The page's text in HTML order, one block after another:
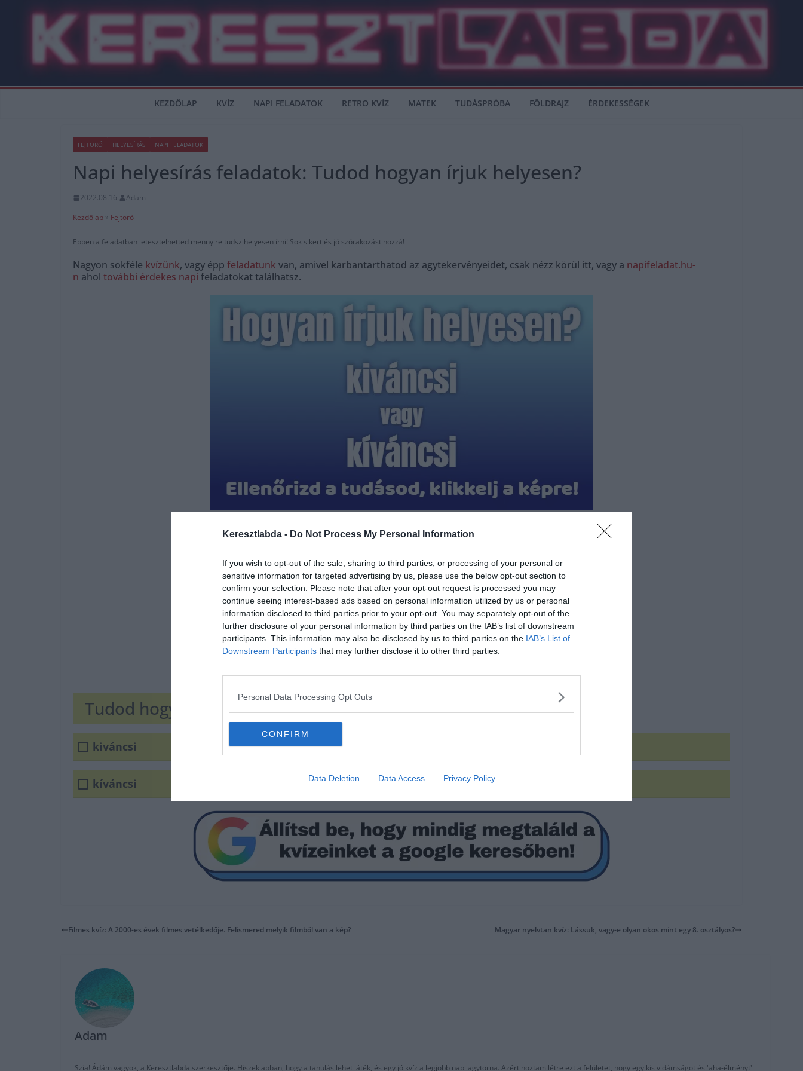
Keresztlabda - Do Not Process My Personal Information
If you wish to opt-out of the sale, sharing to third parties, or processing of your personal or
sensitive information for targeted advertising by us, please use the below opt-out section to
confirm your selection. Please note that after your opt-out request is processed you may
continue seeing interest-based ads based on personal information utilized by us or personal
information disclosed to third parties prior to your opt-out. You may separately opt-out of the
further disclosure of your personal information by third parties on the IAB’s list of downstream
participants. This information may also be disclosed by us to third parties on the IAB’s List of
Downstream Participants that may further disclose it to other third parties.
Personal Data Processing Opt Outs
CONFIRM
Data Deletion Data Access Privacy Policy
KEZDŐLAP KVÍZ NAPI FELADATOK RETRO KVÍZ MATEK TUDÁSPRÓBA FÖLDRAJZ ÉRDEKESSÉGEK
FEJTÖRŐ HELYESÍRÁS NAPI FELADATOK
Napi helyesírás feladatok: Tudod hogyan írjuk helyesen?
2022.08.16.
Adam
Kezdőlap » Fejtörő
Ebben a feladatban letesztelhetted mennyire tudsz helyesen írni! Sok sikert és jó szórakozást hozzá!
Nagyon sokféle kvízünk, vagy épp feladatunk van, amivel karbantarthatod az agytekervényeidet, csak nézz körül itt, vagy a napifeladat.hu-
n ahol további érdekes napi feladatokat találhatsz.
Tudod hogyan írjuk helyesen?
kiváncsi
kíváncsi
Filmes kvíz: A 2000-es évek filmes vetélkedője. Felismered melyik filmből van a kép? Magyar nyelvtan kvíz: Lássuk, vagy-e olyan okos mint egy 8. osztályos?
Adam
Szia! Ádám vagyok, a Keresztlabda szerkesztője. Hiszek abban, hogy a tanulás lehet játék, és egy jó kvíz a legjobb napi agytorna. Azért hoztam létre ezt a felületet, hogy egy kis vidámságot és 'aha-élményt'